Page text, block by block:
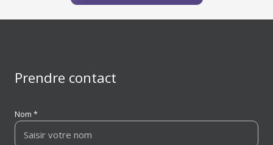
Prendre contact
Nom *